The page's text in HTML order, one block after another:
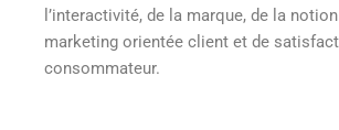
l’interactivité, de la marque, de la
marketing orientée client et de
consommateur.